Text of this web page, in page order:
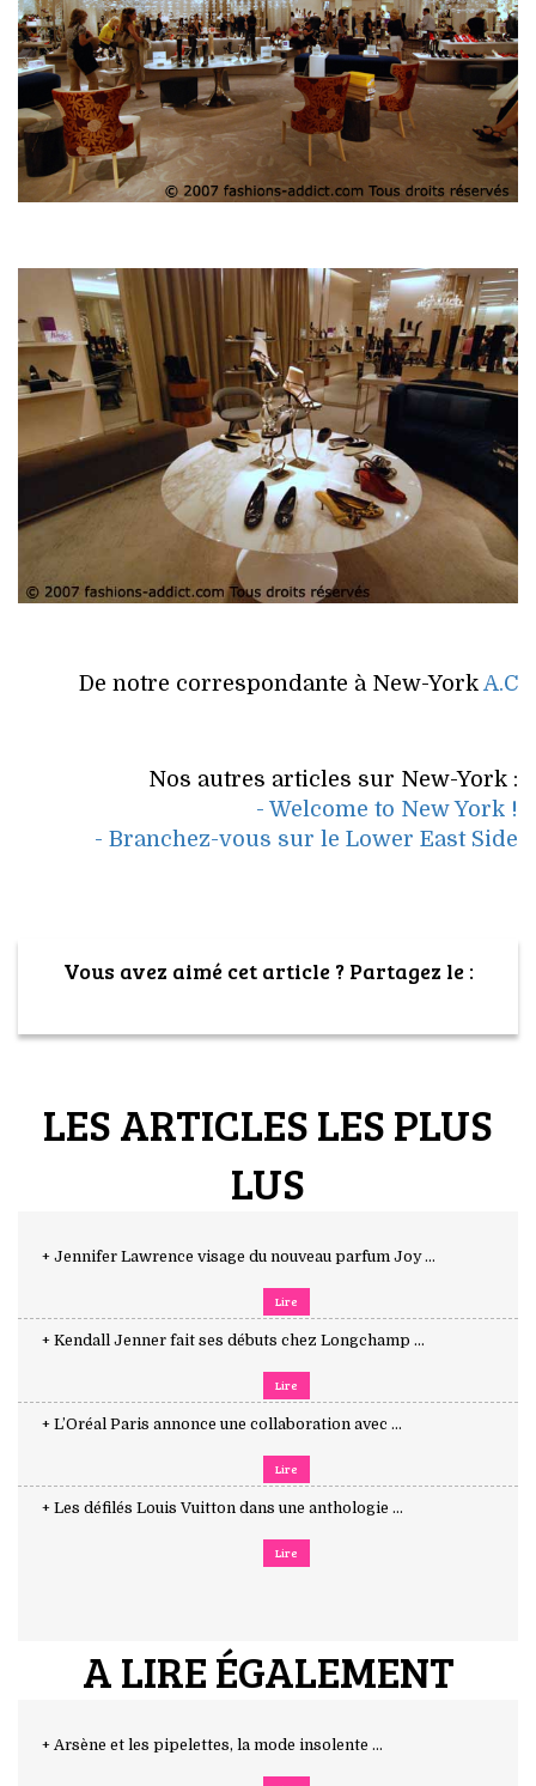
De notre correspondante à New-York A.C
Nos autres articles sur New-York :
- Welcome to New York !
- Branchez-vous sur le Lower East Side
Vous avez aimé cet article ? Partagez le :
LES ARTICLES LES PLUS
LUS
+ Jennifer Lawrence visage du nouveau parfum Joy ...
Lire
+ Kendall Jenner fait ses débuts chez Longchamp ...
Lire
+ L’Oréal Paris annonce une collaboration avec ...
Lire
+ Les défilés Louis Vuitton dans une anthologie ...
Lire
A LIRE ÉGALEMENT
+ Arsène et les pipelettes, la mode insolente ...